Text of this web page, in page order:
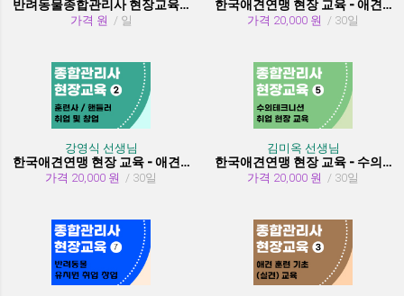
반려동물종합관리사 현장교육 수강시 필독사항
가격 원 / 일
한국애견연맹 현장 교육 - 애견미용사 취업 및 창업
가격 20,000 원 / 30일
강영식 선생님
한국애견연맹 현장 교육 - 애견훈련사/핸들러 취업 및 창업
가격 20,000 원 / 30일
김미옥 선생님
한국애견연맹 현장 교육 - 수의테크니션(동물보건사) (취업 현장 교육)
가격 20,000 원 / 30일